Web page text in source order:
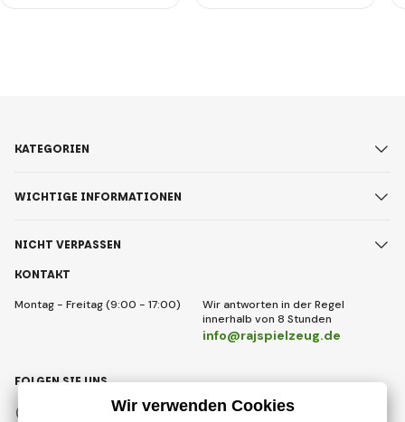
KONTAKT
Montag - Freitag (9:00 - 17:00)
Wir antworten in der Regel
innerhalb von 8 Stunden
info@rajspielzeug.de
KATEGORIEN
WICHTIGE INFORMATIONEN
NICHT VERPASSEN
FOLGEN SIE UNS
Instagram